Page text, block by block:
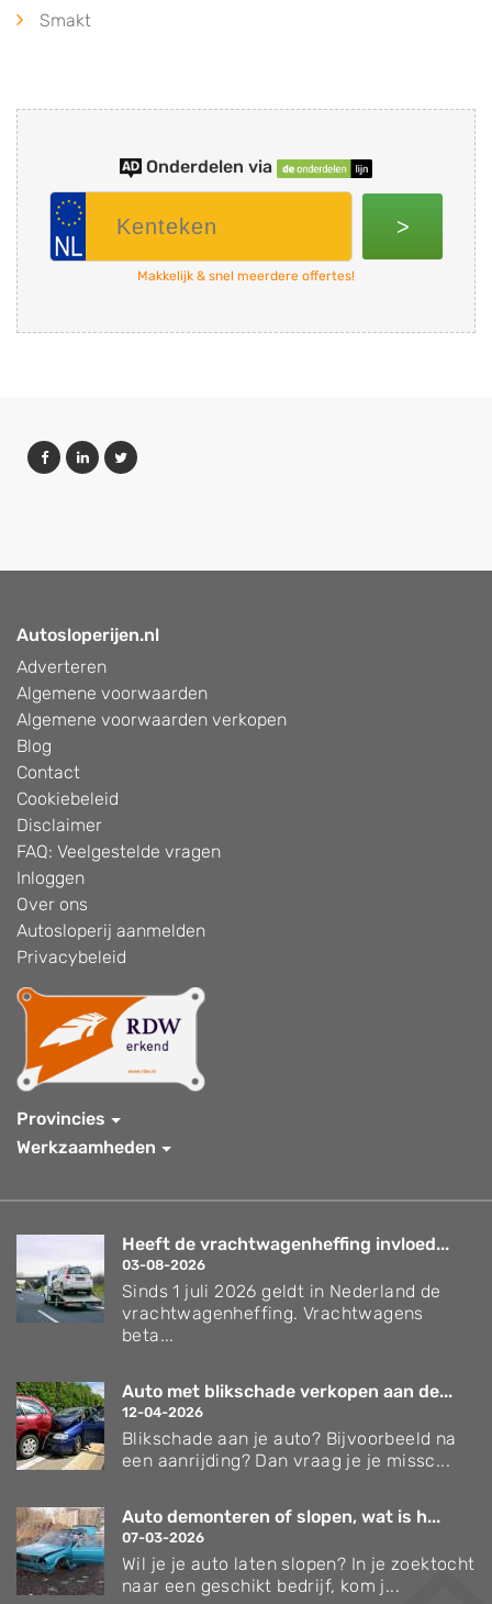
Smakt
Onderdelen via
>
Makkelijk & snel meerdere offertes!
Autosloperijen.nl
Adverteren
Algemene voorwaarden
Algemene voorwaarden verkopen
Blog
Contact
Cookiebeleid
Disclaimer
FAQ: Veelgestelde vragen
Inloggen
Over ons
Autosloperij aanmelden
Privacybeleid
Provincies
Werkzaamheden
Heeft de vrachtwagenheffing invloed...
03-08-2026
Sinds 1 juli 2026 geldt in Nederland de
vrachtwagenheffing. Vrachtwagens
beta...
Auto met blikschade verkopen aan de...
12-04-2026
Blikschade aan je auto? Bijvoorbeeld na
een aanrijding? Dan vraag je je missc...
Auto demonteren of slopen, wat is h...
07-03-2026
Wil je je auto laten slopen? In je zoektocht
naar een geschikt bedrijf, kom j...